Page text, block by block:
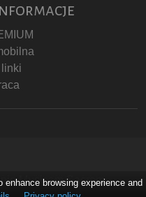
linki
Musicam Sacram
browsing experience and